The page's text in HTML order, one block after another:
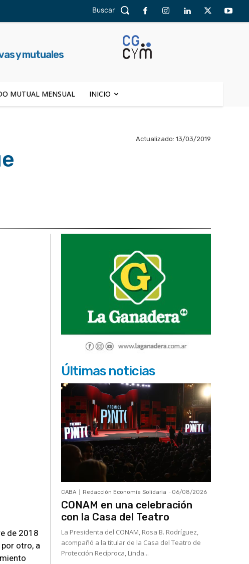
Buscar
y mutuales
MUTUAL MENSUAL INICIO
Actualizado: 13/03/2019
de 2018
otro, a
Últimas noticias
CABA Redacción Economía Solidaria - 06/08/2026
CONAM en una celebración
con la Casa del Teatro
La Presidenta del CONAM, Rosa B. Rodríguez,
acompañó a la titular de la Casa del Teatro de
Protección Recíproca, Linda...